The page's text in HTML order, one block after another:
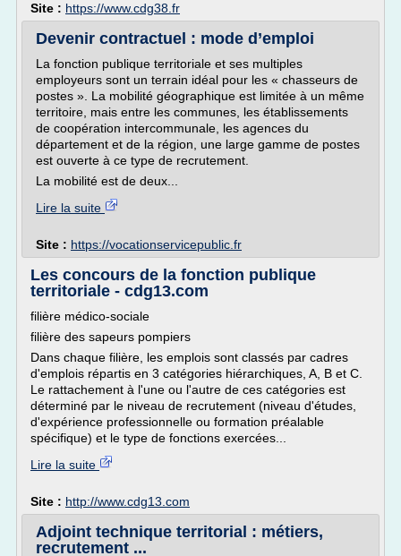
Site : https://www.cdg38.fr
Devenir contractuel : mode d’emploi
La fonction publique territoriale et ses multiples
employeurs sont un terrain idéal pour les « chasseurs de
postes ». La mobilité géographique est limitée à un même
territoire, mais entre les communes, les établissements
de coopération intercommunale, les agences du
département et de la région, une large gamme de postes
est ouverte à ce type de recrutement.
La mobilité est de deux...
Lire la suite
Site : https://vocationservicepublic.fr
Les concours de la fonction publique
territoriale - cdg13.com
filière médico-sociale
filière des sapeurs pompiers
Dans chaque filière, les emplois sont classés par cadres
d'emplois répartis en 3 catégories hiérarchiques, A, B et C.
Le rattachement à l'une ou l'autre de ces catégories est
déterminé par le niveau de recrutement (niveau d'études,
d'expérience professionnelle ou formation préalable
spécifique) et le type de fonctions exercées...
Lire la suite
Site : http://www.cdg13.com
Adjoint technique territorial : métiers,
recrutement ...